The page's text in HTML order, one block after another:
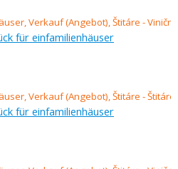
für einfamilienhäuser
für einfamilienhäuser